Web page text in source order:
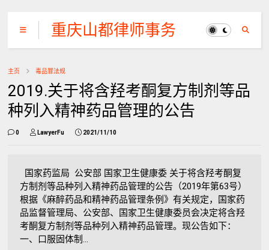
重庆山都律师事务
所
主页 毒品罪法规
2019.关于将含羟考酮复方制剂等品
种列入精神药品管理的公告
0 LawyerFu 2021/11/10
国家药监局 公安部 国家卫生健康委 关于将含羟考酮复
方制剂等品种列入精神药品管理的公告（2019年第63号）
根据《麻醉药品和精神药品管理条例》有关规定，国家药
品监督管理局、公安部、国家卫生健康委员会决定将含羟
考酮复方制剂等品种列入精神药品管理。现公告如下：
一、口服固体制...